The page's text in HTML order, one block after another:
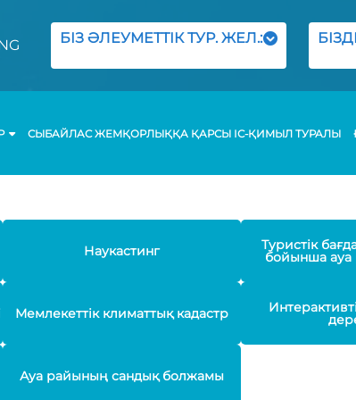
БІЗ ӘЛЕУМЕТТІК ТУР. ЖЕЛ.:
СЫБАЙЛАС ЖЕМҚОРЛЫҚҚА ҚАРСЫ ІС-ҚИМЫЛ ТУРАЛЫ
Наукастинг Туристік
бойынша
Мемлекеттік климаттық кадастр
Ауа райының сандық болжамы